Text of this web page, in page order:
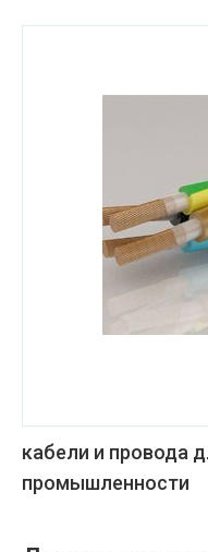
кабели и провода
промышленности